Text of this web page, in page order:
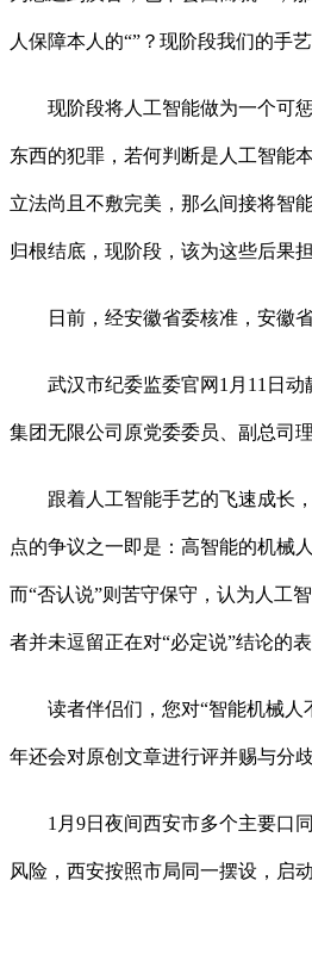
人保障本人的“”？现阶段我们的手
现阶段将人工智能做为一个可惩
东西的犯罪，若何判断是人工智能
立法尚且不敷完美，那么间接将智
归根结底，现阶段，该为这些后果
日前，经安徽省委核准，安徽省
武汉市纪委监委官网1月11日动
集团无限公司原党委委员、副总司
跟着人工智能手艺的飞速成长，
点的争议之一即是：高智能的机械
而“否认说”则苦守保守，认为人工
者并未逗留正在对“必定说”结论的
读者伴侣们，您对“智能机械人不
年还会对原创文章进行评并赐与分
1月9日夜间西安市多个主要口同
风险，西安按照市局同一摆设，启